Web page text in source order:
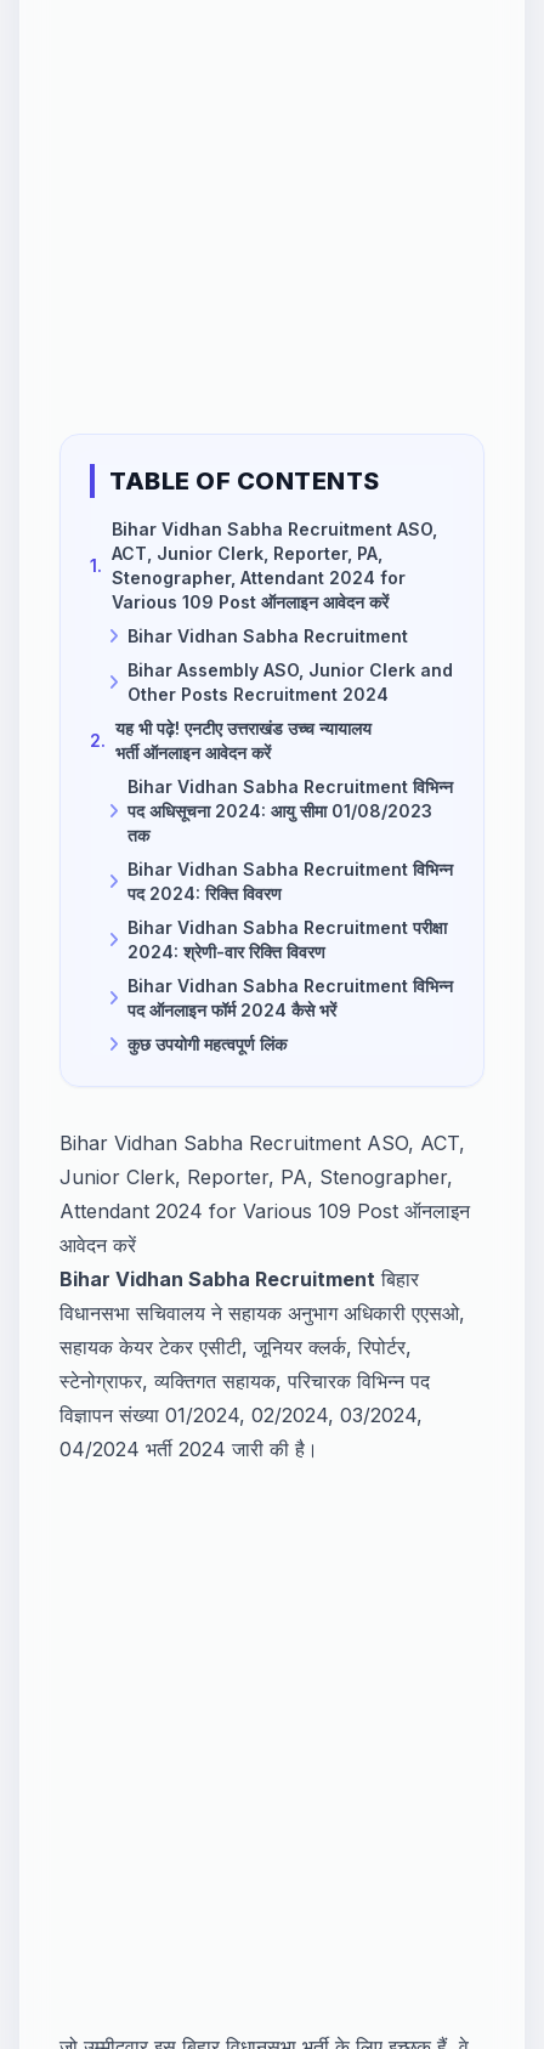
TABLE OF CONTENTS
1.
Bihar Vidhan Sabha Recruitment ASO,
ACT, Junior Clerk, Reporter, PA,
Stenographer, Attendant 2024 for
Various 109 Post ऑनलाइन आवेदन करें
Bihar Vidhan Sabha Recruitment
Bihar Assembly ASO, Junior Clerk and
Other Posts Recruitment 2024
2.
यह भी पढ़े! एनटीए उत्तराखंड उच्च न्यायालय
भर्ती ऑनलाइन आवेदन करें
Bihar Vidhan Sabha Recruitment विभिन्न
पद अधिसूचना 2024: आयु सीमा 01/08/2023
तक
Bihar Vidhan Sabha Recruitment विभिन्न
पद 2024: रिक्ति विवरण
Bihar Vidhan Sabha Recruitment परीक्षा
2024: श्रेणी-वार रिक्ति विवरण
Bihar Vidhan Sabha Recruitment विभिन्न
पद ऑनलाइन फॉर्म 2024 कैसे भरें
कुछ उपयोगी महत्वपूर्ण लिंक
Bihar Vidhan Sabha Recruitment ASO, ACT,
Junior Clerk, Reporter, PA, Stenographer,
Attendant 2024 for Various 109 Post ऑनलाइन
आवेदन करें
Bihar Vidhan Sabha Recruitment बिहार
विधानसभा सचिवालय ने सहायक अनुभाग अधिकारी एएसओ,
सहायक केयर टेकर एसीटी, जूनियर क्लर्क, रिपोर्टर,
स्टेनोग्राफर, व्यक्तिगत सहायक, परिचारक विभिन्न पद
विज्ञापन संख्या 01/2024, 02/2024, 03/2024,
04/2024 भर्ती 2024 जारी की है।